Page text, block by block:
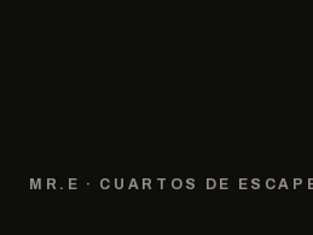
MR.E · CUARTOS DE